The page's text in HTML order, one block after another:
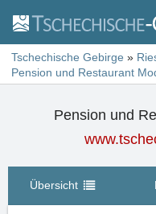
Tschechische Gebirge »
Pension und Restaurant
Pension und
Übersicht